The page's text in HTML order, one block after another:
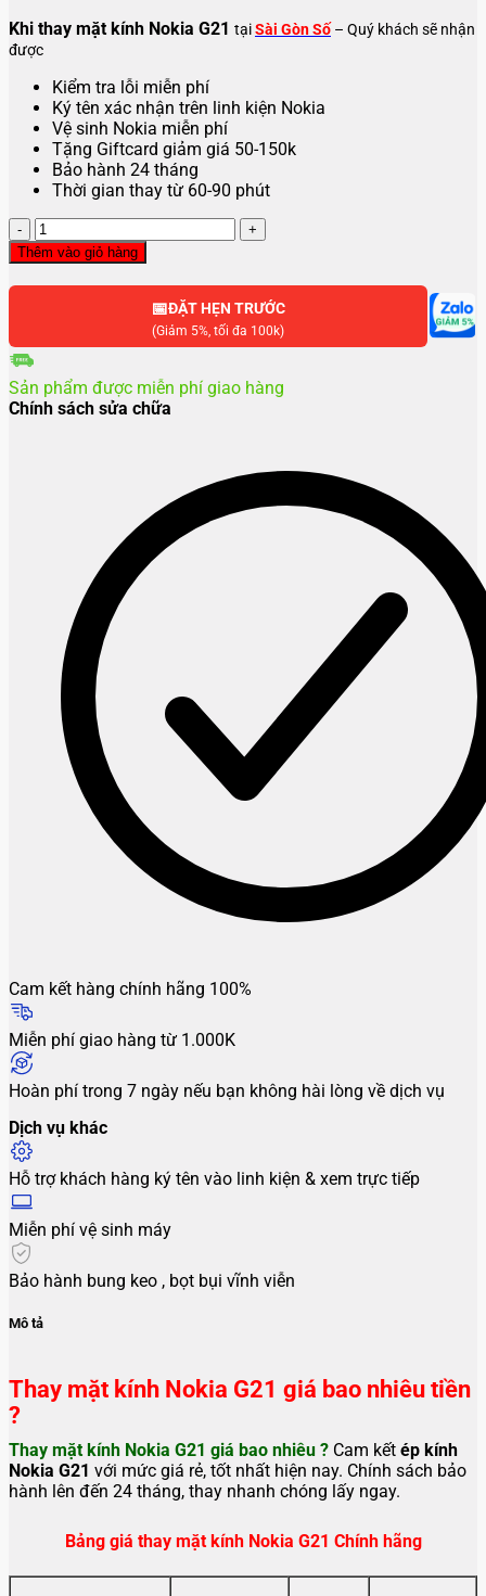
Khi thay mặt kính Nokia G21 tạiSài Gòn Số – Quý khách sẽ nhận
được
Kiểm tra lỗi miễn phí
Ký tên xác nhận trên linh kiện Nokia
Vệ sinh Nokia miễn phí
Tặng Giftcard giảm giá 50-150k
Bảo hành 24 tháng
Thời gian thay từ 60-90 phút
Thay
mặt
kính
Nokia
lượng
Thêm vào giỏ hàng
📅ĐẶT HẸN TRƯỚC
(Giảm 5%, tối đa 100k)
Sản phẩm được miễn phí giao hàng
Chính sách sửa chữa
Cam kết hàng chính hãng 100%
Miễn phí giao hàng từ 1.000K
Hoàn phí trong 7 ngày nếu bạn không hài lòng về dịch vụ
Dịch vụ khác
Hỗ trợ khách hàng ký tên vào linh kiện & xem trực tiếp
Miễn phí vệ sinh máy
Bảo hành bung keo , bọt bụi vĩnh viễn
Mô tả
Thay mặt kính Nokia G21 giá bao nhiêu tiền
?
Thay mặt kính Nokia G21 giá bao nhiêu ? Cam kết ép kính
Nokia G21 với mức giá rẻ, tốt nhất hiện nay. Chính sách bảo
hành lên đến 24 tháng, thay nhanh chóng lấy ngay.
Bảng giá thay mặt kính Nokia G21 Chính hãng